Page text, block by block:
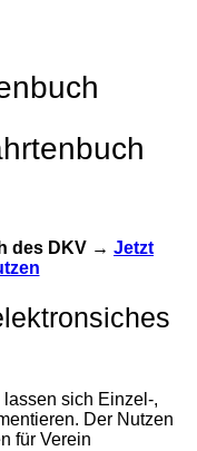
des DKV → Jetzt
lassen sich Einzel-,
Der Nutzen
für Verein